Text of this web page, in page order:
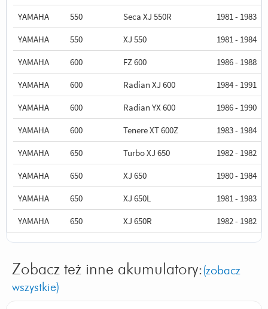
YAMAHA
550 Seca XJ 550R 1981 - 1983
YAMAHA
550 XJ 550 1981 - 1984
YAMAHA
600 FZ 600 1986 - 1988
YAMAHA
600 Radian XJ 600 1984 - 1991
YAMAHA
600 Radian YX 600 1986 - 1990
YAMAHA
600 Tenere XT 600Z 1983 - 1984
YAMAHA
650 Turbo XJ 650 1982 - 1982
YAMAHA
650 XJ 650 1980 - 1984
YAMAHA
650 XJ 650L 1981 - 1983
YAMAHA
650 XJ 650R 1982 - 1982
Zobacz też inne akumulatory:(zobacz
wszystkie)